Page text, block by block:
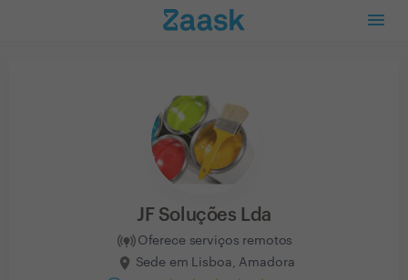
JF Soluções Lda
Oferece serviços remotos
Sede em Lisboa, Amadora